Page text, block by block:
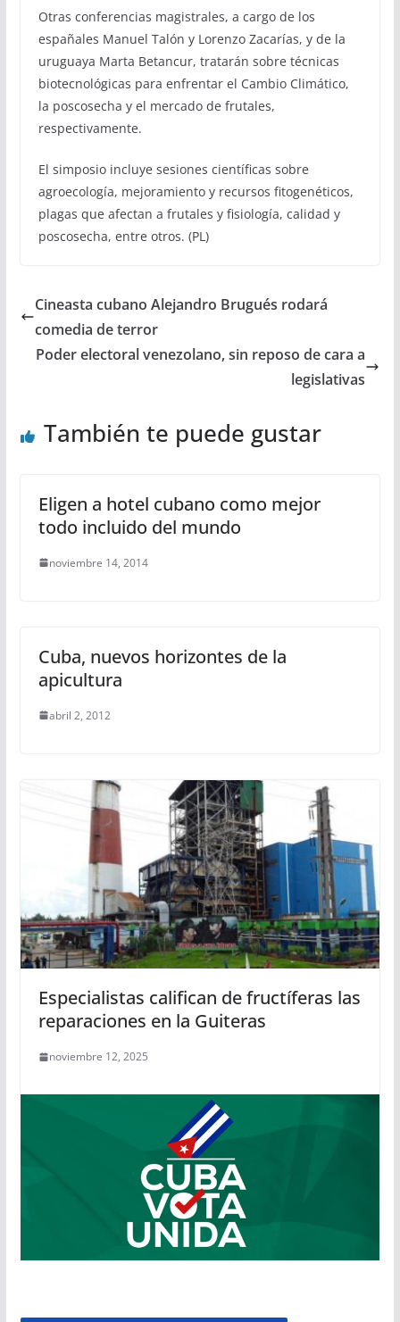
Otras conferencias magistrales, a cargo de los
españales Manuel Talón y Lorenzo Zacarías, y de la
uruguaya Marta Betancur, tratarán sobre técnicas
biotecnológicas para enfrentar el Cambio Climático,
la poscosecha y el mercado de frutales,
respectivamente.
El simposio incluye sesiones científicas sobre
agroecología, mejoramiento y recursos fitogenéticos,
plagas que afectan a frutales y fisiología, calidad y
poscosecha, entre otros. (PL)
Cineasta cubano Alejandro Brugués rodará
comedia de terror
Poder electoral venezolano, sin reposo de cara a
legislativas
También te puede gustar
Eligen a hotel cubano como mejor
todo incluido del mundo
noviembre 14, 2014
Cuba, nuevos horizontes de la
apicultura
abril 2, 2012
Especialistas califican de fructíferas las
reparaciones en la Guiteras
noviembre 12, 2025